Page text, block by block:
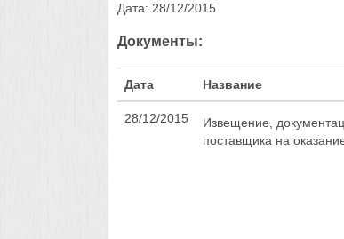
Дата: 28/12/2015
Документы:
Дата Название
28/12/2015
Извещение,
поставщика на